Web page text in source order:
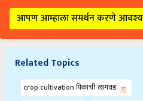
आपण आम्हाला समर्थन करणे
Related Topics
crop cultivation पिकाची लागवड